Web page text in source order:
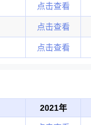
点击查看
点击查看
点击查看
2021年